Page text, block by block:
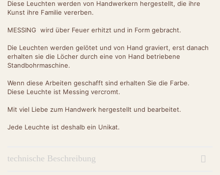
Diese Leuchten werden von Handwerkern hergestellt, die ihre
Kunst ihre Familie vererben.
MESSING wird über Feuer erhitzt und in Form gebracht.
Die Leuchten werden gelötet und von Hand graviert, erst danach
erhalten sie die Löcher durch eine von Hand betriebene
Standbohrmaschine.
Wenn diese Arbeiten geschafft sind erhalten Sie die Farbe.
Diese Leuchte ist Messing vercromt.
Mit viel Liebe zum Handwerk hergestellt und bearbeitet.
Jede Leuchte ist deshalb ein Unikat.
technische Beschreibung